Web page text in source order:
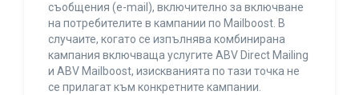
съобщения (e-mail), включително за включване
на потребителите в кампании по Mailboost. В
случаите, когато се изпълнява комбинирана
кампания включваща услугите ABV Direct Mailing
и ABV Mailboost, изискванията по тази точка не
се прилагат към конкретните кампании.